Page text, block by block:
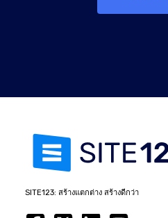
SITE123: สร้างแตกต่าง สร้างดีกว่า